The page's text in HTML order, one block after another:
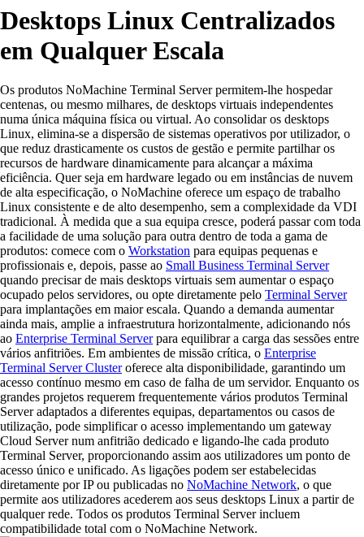
Desktops Linux Centralizados
em Qualquer Escala
Os produtos NoMachine Terminal Server permitem-lhe hospedar
centenas, ou mesmo milhares, de desktops virtuais independentes
numa única máquina física ou virtual. Ao consolidar os desktops
Linux, elimina-se a dispersão de sistemas operativos por utilizador, o
que reduz drasticamente os custos de gestão e permite partilhar os
recursos de hardware dinamicamente para alcançar a máxima
eficiência. Quer seja em hardware legado ou em instâncias de nuvem
de alta especificação, o NoMachine oferece um espaço de trabalho
Linux consistente e de alto desempenho, sem a complexidade da VDI
tradicional. À medida que a sua equipa cresce, poderá passar com toda
a facilidade de uma solução para outra dentro de toda a gama de
produtos: comece com o Workstation para equipas pequenas e
profissionais e, depois, passe ao Small Business Terminal Server
quando precisar de mais desktops virtuais sem aumentar o espaço
ocupado pelos servidores, ou opte diretamente pelo Terminal Server
para implantações em maior escala. Quando a demanda aumentar
ainda mais, amplie a infraestrutura horizontalmente, adicionando nós
ao Enterprise Terminal Serverpara equilibrar a carga das sessões entre
vários anfitriões. Em ambientes de missão crítica, o Enterprise
Terminal Server Clusteroferece alta disponibilidade, garantindo um
acesso contínuo mesmo em caso de falha de um servidor. Enquanto os
grandes projetos requerem frequentemente vários produtos Terminal
Server adaptados a diferentes equipas, departamentos ou casos de
utilização, pode simplificar o acesso implementando um gateway
Cloud Server num anfitrião dedicado e ligando-lhe cada produto
Terminal Server, proporcionando assim aos utilizadores um ponto de
acesso único e unificado. As ligações podem ser estabelecidas
diretamente por IP ou publicadas no NoMachine Network, o que
permite aos utilizadores acederem aos seus desktops Linux a partir de
qualquer rede. Todos os produtos Terminal Server incluem
compatibilidade total com o NoMachine Network.